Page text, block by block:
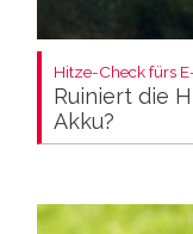
Hitze-Check fürs
Ruiniert die
Akku?